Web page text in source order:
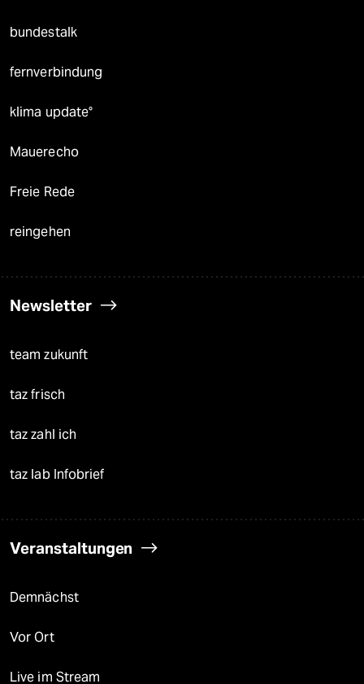
bundestalk
fernverbindung
klima update°
Mauerecho
Freie Rede
reingehen
Newsletter
team zukunft
taz frisch
taz zahl ich
taz lab Infobrief
Veranstaltungen
Demnächst
Vor Ort
Live im Stream